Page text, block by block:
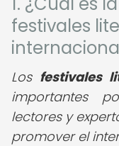
festivales
Los festivales
importantes
lectores y
promover el